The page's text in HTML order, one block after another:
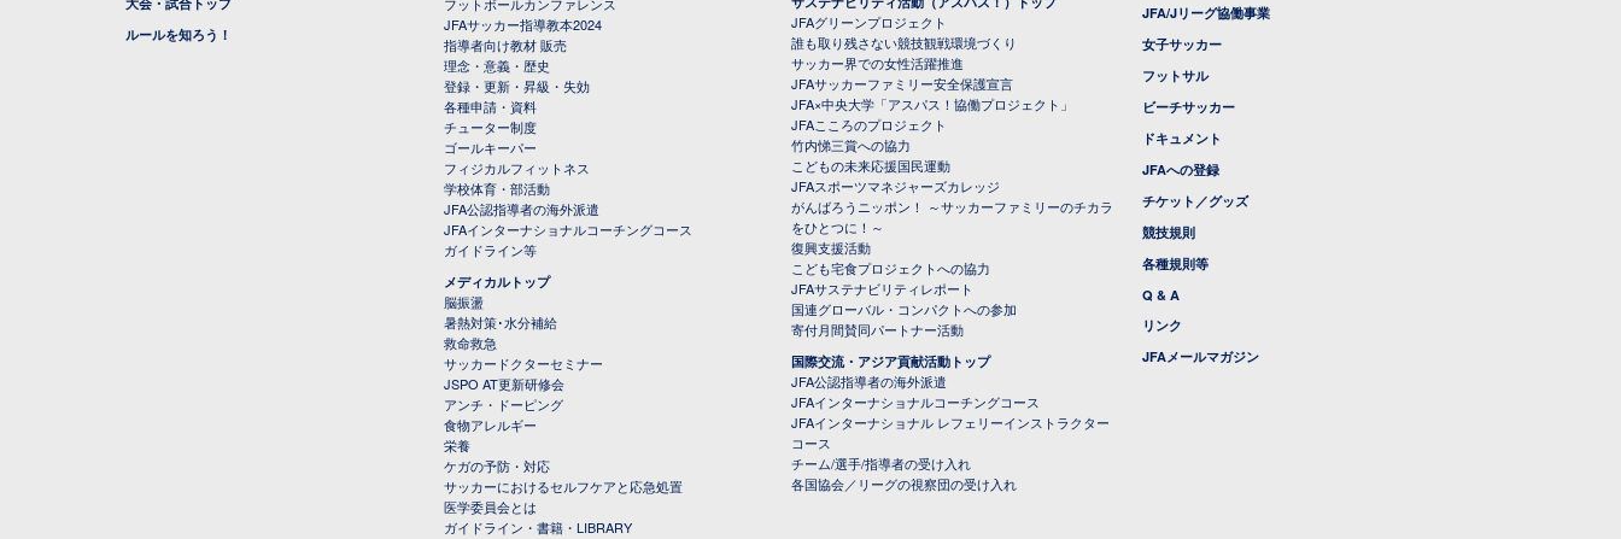
ルールを知ろう！
JFAサッカー指導教本2024
指導者向け教材 販売
理念・意義・歴史
登録・更新・昇級・失効
各種申請・資料
チューター制度
ゴールキーパー
フィジカルフィットネス
学校体育・部活動
JFA公認指導者の海外派遣
JFAインターナショナルコーチングコース
ガイドライン等
メディカルトップ
脳振盪
暑熱対策･水分補給
救命救急
サッカードクターセミナー
JSPO AT更新研修会
アンチ・ドーピング
食物アレルギー
栄養
ケガの予防・対応
サッカーにおけるセルフケアと応急処置
医学委員会とは
ガイドライン・書籍・LIBRARY
JFAグリーンプロジェクト
誰も取り残さない競技観戦環境づくり
サッカー界での女性活躍推進
JFAサッカーファミリー安全保護宣言
JFA×中央大学「アスパス！協働プロジェクト」
JFAこころのプロジェクト
竹内悌三賞への協力
こどもの未来応援国民運動
JFAスポーツマネジャーズカレッジ
がんばろうニッポン！ ～サッカーファミリーのチカラ
をひとつに！～
復興支援活動
こども宅食プロジェクトへの協力
JFAサステナビリティレポート
国連グローバル・コンパクトへの参加
寄付月間賛同パートナー活動
国際交流・アジア貢献活動トップ
JFA公認指導者の海外派遣
JFAインターナショナルコーチングコース
JFAインターナショナル レフェリーインストラクター
コース
チーム/選手/指導者の受け入れ
各国協会／リーグの視察団の受け入れ
JFA/Jリーグ協働事業
女子サッカー
フットサル
ビーチサッカー
ドキュメント
JFAへの登録
チケット／グッズ
競技規則
各種規則等
Q & A
リンク
JFAメールマガジン